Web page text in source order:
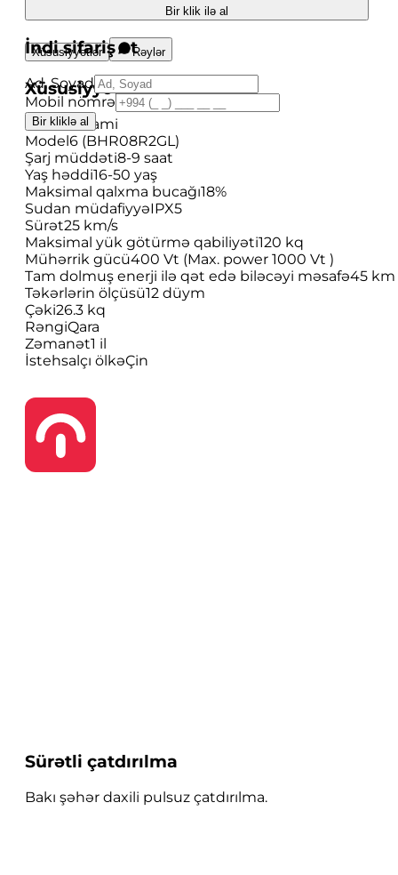
Bir klik ilə al
İndi sifariş et
Ad, Soyad
Mobil nömrə
Bir kliklə al
Xüsusiyyətlər Rəylər
Xüsusiyyətlər
BrendXioami
Model6 (BHR08R2GL)
Şarj müddəti8-9 saat
Yaş həddi16-50 yaş
Maksimal qalxma bucağı18%
Sudan müdafiyyəIPX5
Sürət25 km/s
Maksimal yük götürmə qabiliyəti120 kq
Mühərrik gücü400 Vt (Max. power 1000 Vt )
Tam dolmuş enerji ilə qət edə biləcəyi məsafə45 km
Təkərlərin ölçüsü12 düym
Çəki26.3 kq
RəngiQara
Zəmanət1 il
İstehsalçı ölkəÇin
Sürətli çatdırılma
Bakı şəhər daxili pulsuz çatdırılma.